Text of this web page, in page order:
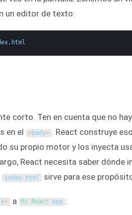
un editor de texto:
. html
corto. Ten en cuenta que no hay
en el
<body> . React construye
su propio motor y los inyecta
React necesita saber dónde
index. html sirve para ese
> a Mi React App :